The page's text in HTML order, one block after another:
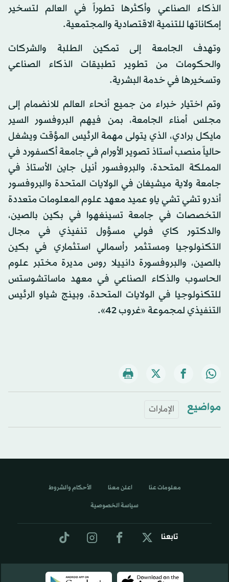
الذكاء الصناعي وأكثرها تطوراً في العالم لتسخير
إمكاناتها للتنمية الاقتصادية والمجتمعية.
وتهدف الجامعة إلى تمكين الطلبة والشركات
والحكومات من تطوير تطبيقات الذكاء الصناعي
وتسخيرها في خدمة البشرية.
وتم اختيار خبراء من جميع أنحاء العالم للانضمام إلى
مجلس أمناء الجامعة، بمن فيهم البروفسور السير
مايكل برادي، الذي يتولى مهمة الرئيس المؤقت ويشغل
حالياً منصب أستاذ تصوير الأورام في جامعة أكسفورد في
المملكة المتحدة، والبروفسور أنيل جاين الأستاذ في
جامعة ولاية ميشيغان في الولايات المتحدة والبروفسور
أندرو تشي تشي ياو عميد معهد علوم المعلومات متعددة
التخصصات في جامعة تسينغهوا في بكين بالصين،
والدكتور كاي فولي مسؤول تنفيذي في مجال
التكنولوجيا ومستثمر رأسمالي استثماري في بكين
بالصين، والبروفسورة دانييلا روس مديرة مختبر علوم
الحاسوب والذكاء الصناعي في معهد ماساتشوستس
للتكنولوجيا في الولايات المتحدة، وبينج شياو الرئيس
التنفيذي لمجموعة «غروب 42».
مواضيع الإمارات
تابعنا
معلومات عنا اعلن معنا الأحكام والشروط
سياسة الخصوصية